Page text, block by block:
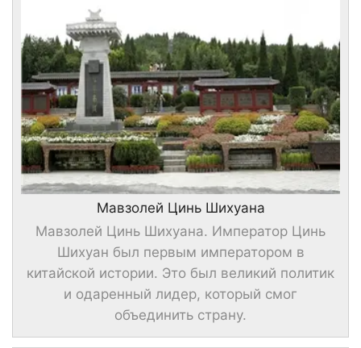
Мавзолей Цинь Шихуана
Мавзолей Цинь Шихуана. Император Цинь
Шихуан был первым императором в
китайской истории. Это был великий политик
и одаренный лидер, который смог
объединить страну.